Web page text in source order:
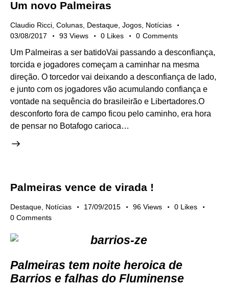
Um novo Palmeiras
Claudio Ricci, Colunas, Destaque, Jogos, Notícias
03/08/2017
93 Views 0 Likes 0 Comments
Um Palmeiras a ser batidoVai passando a desconfiança,
torcida e jogadores começam a caminhar na mesma
direção. O torcedor vai deixando a desconfiança de lado,
e junto com os jogadores vão acumulando confiança e
vontade na sequência do brasileirão e Libertadores.O
desconforto fora de campo ficou pelo caminho, era hora
de pensar no Botafogo carioca…
Palmeiras vence de virada !
Destaque Notícias 17/09/2015 96 Views 0 Likes
0 Comments
Palmeiras tem noite heroica de
Barrios e falhas do Fluminense